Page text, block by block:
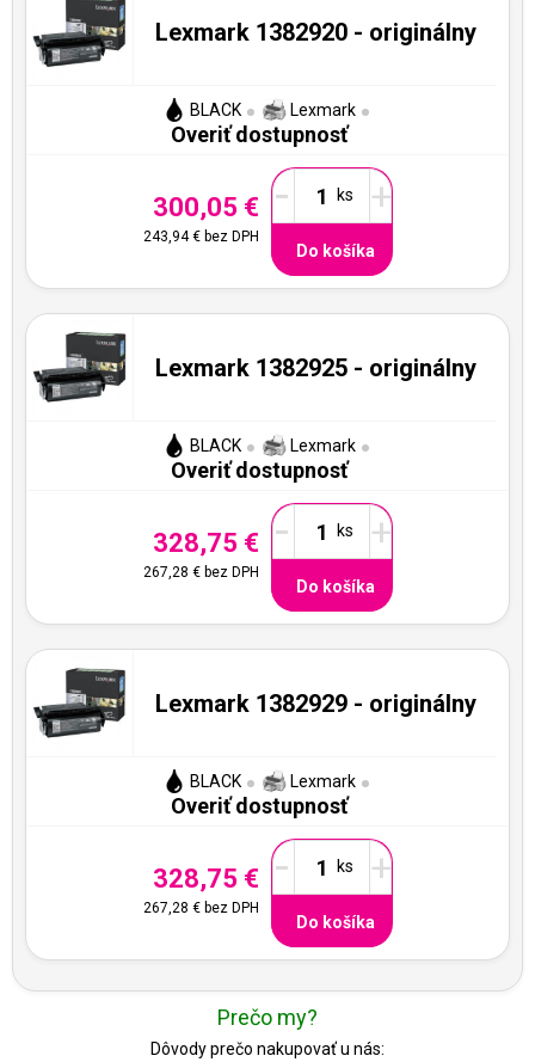
Lexmark 1382920 - originálny
BLACK Lexmark
Overiť dostupnosť
300,05 €
243,94 €bez DPH
- +
Do košíka
Lexmark 1382925 - originálny
BLACK Lexmark
Overiť dostupnosť
328,75 €
267,28 €bez DPH
- +
Do košíka
Lexmark 1382929 - originálny
BLACK Lexmark
Overiť dostupnosť
328,75 €
267,28 €bez DPH
- +
Do košíka
Prečo my?
Dôvody prečo nakupovať u nás: